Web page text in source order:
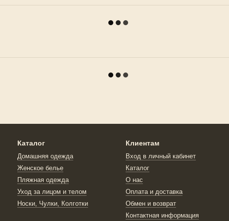
Каталог
Домашняя одежда
Женское белье
Пляжная одежда
Уход за лицом и телом
Носки, Чулки, Колготки
Клиентам
Вход в личный кабинет
Каталог
О нас
Оплата и доставка
Обмен и возврат
Контактная информация